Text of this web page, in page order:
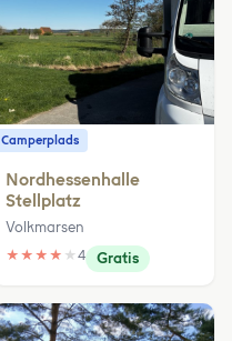
Camperplads
Nordhessenhalle
Stellplatz
Volkmarsen
★ ★ ★ ★ ★ 4 Gratis